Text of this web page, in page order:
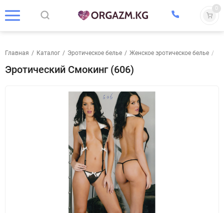
0
Главная / Каталог / Эротическое белье / Женское эротическое белье /
Эротический Смокинг (606)